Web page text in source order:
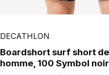
DECATHLON
Boardshort surf short de bain mi-long 18''
homme, 100 Symbol noir